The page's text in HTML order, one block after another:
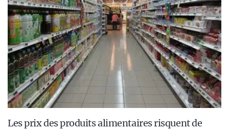
Les prix des produits alimentaires risquent de